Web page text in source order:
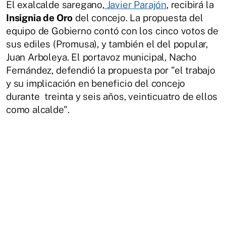
El exalcalde saregano, Javier Parajón, recibirá la
Insignia de Oro del concejo. La propuesta del
equipo de Gobierno contó con los cinco votos de
sus ediles (Promusa), y también el del popular,
Juan Arboleya. El portavoz municipal, Nacho
Fernández, defendió la propuesta por "el trabajo
y su implicación en beneficio del concejo
durante treinta y seis años, veinticuatro de ellos
como alcalde".